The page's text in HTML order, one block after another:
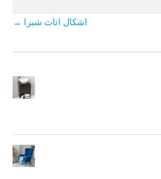
اشكال اثاث شبرا →